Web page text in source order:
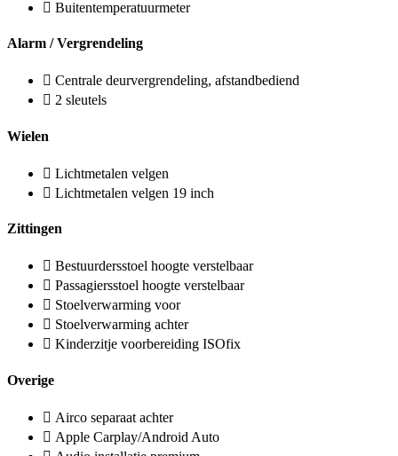
Buitentemperatuurmeter
Alarm / Vergrendeling
Centrale deurvergrendeling, afstandbediend
2 sleutels
Wielen
Lichtmetalen velgen
Lichtmetalen velgen 19 inch
Zittingen
Bestuurdersstoel hoogte verstelbaar
Passagiersstoel hoogte verstelbaar
Stoelverwarming voor
Stoelverwarming achter
Kinderzitje voorbereiding ISOfix
Overige
Airco separaat achter
Apple Carplay/Android Auto